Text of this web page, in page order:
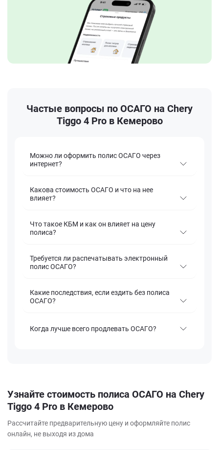
Частые вопросы по ОСАГО на Chery
Tiggo 4 Pro в Кемерово
Можно ли оформить полис ОСАГО через
интернет?
Какова стоимость ОСАГО и что на нее
влияет?
Что такое КБМ и как он влияет на цену
полиса?
Требуется ли распечатывать электронный
полис ОСАГО?
Какие последствия, если ездить без полиса
ОСАГО?
Когда лучше всего продлевать ОСАГО?
Узнайте стоимость полиса ОСАГО на Chery
Tiggo 4 Pro в Кемерово
Рассчитайте предварительную цену и оформляйте полис
онлайн, не выходя из дома